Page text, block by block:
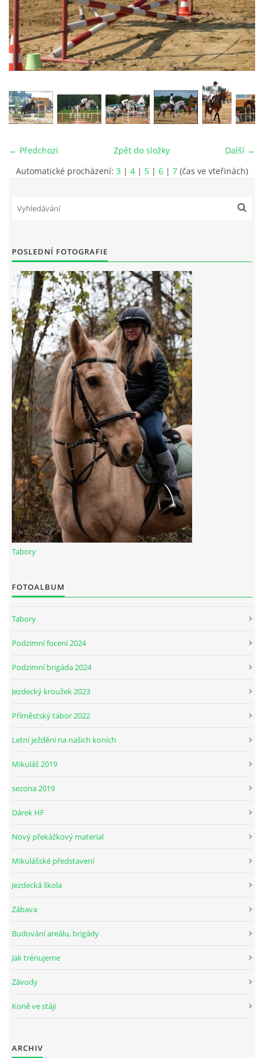
VIDEA
ODKAZY
NOVÝ PŘEKÁŽKOVÝ MATERIÁL
PŘISPĚVEK ČUS KARVINA -PODPORA SPORTU V
MORAVSKOSLEZSKÉM KRAJI
NÁHRADNÍ TERMÍN BRIGÁDY PRO TY KTEŘÍ SE
ČLENOVÉ RYCHVALDU 2023
7:4 (VELKÝ PÁTEK) KROUŽEK NEBUDE
JARNÍ BRIGÁDA 20.5.2023
DNE 17.11.2023 KROUŽEK JEZDECTVÍ NENÍ
DĚKUJEME MĚSTU RYCHVALD ZA DOTACI V ROCE 2023
NABÍZÍME BRIGÁDU U NÁS VE STÁJI. PRO BLIŽŠÍ INFO
VOLEJTE 604265192
DĚKUJEME ZA PODPORU ČESKÉ UNIÍ SPORTU
JARNÍ BRIGÁDA 20.4 2024
PÁTEČNÍ KROUŽEK " ŠKOLA JEZDECTVÍ " BUDE ZAHÁJEN
ČLENOVÉ JK CABALLERO Z RYCHVALDU
PODZIMNÍ BRIGÁDA 4.10.2025
© 2026 eStránky.cz
← Předchozí Další →
Zpět do složky
Automatické procházení: 3 | 4 | 5 | 6 | 7 (čas ve vteřinách)
POSLEDNÍ FOTOGRAFIE
Tabory
FOTOALBUM
Tabory
Podzimní focení 2024
Podzimní brigáda 2024
Jezdecký kroužek 2023
Příměstský tábor 2022
Letní ježdění na našich koních
Mikuláš 2019
sezona 2019
Dárek HF
Nový překážkový material
Mikulášské představení
Jezdecká škola
Zábava
Budování areálu, brigády
Jak trénujeme
Závody
Koně ve stáji
ARCHIV